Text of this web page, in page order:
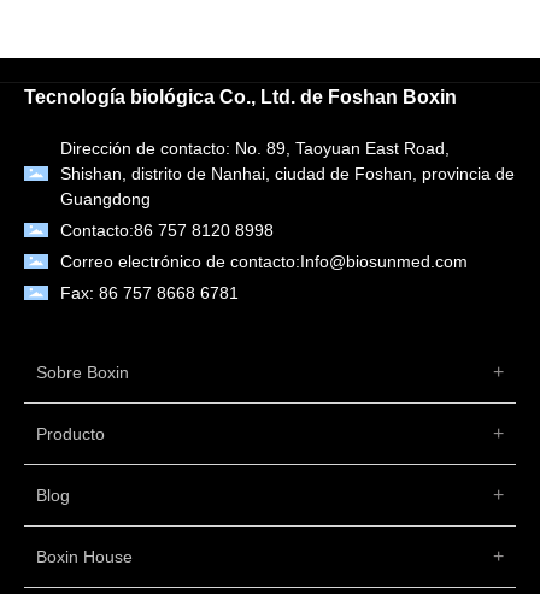
Tecnología biológica Co., Ltd. de Foshan Boxin
Dirección de contacto: No. 89, Taoyuan East Road,
Shishan, distrito de Nanhai, ciudad de Foshan, provincia de
Guangdong
Contacto:86 757 8120 8998
Correo electrónico de contacto:Info@biosunmed.com
Fax: 86 757 8668 6781
Sobre Boxin
Producto
Blog
Boxin House